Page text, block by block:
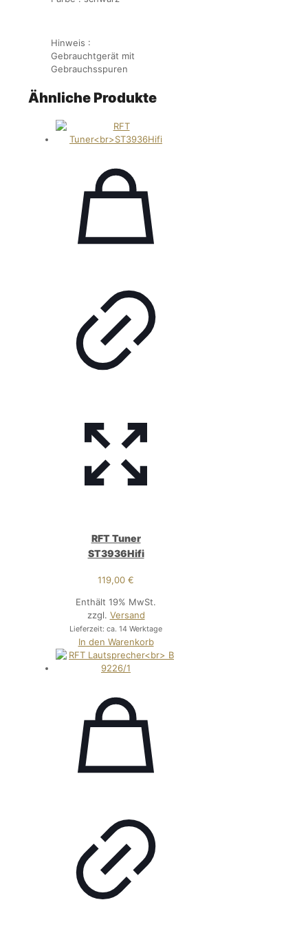
Hinweis :
Gebrauchtgerät mit
Gebrauchsspuren
Ähnliche Produkte
RFT Tuner
ST3936Hifi
119,00€
Enthält 19% MwSt.
zzgl. Versand
Lieferzeit: ca. 14 Werktage
In den Warenkorb